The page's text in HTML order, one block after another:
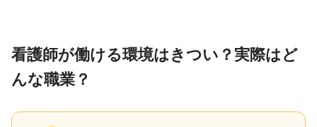
看護師が働ける環境はきつい？実際はど
んな職業？